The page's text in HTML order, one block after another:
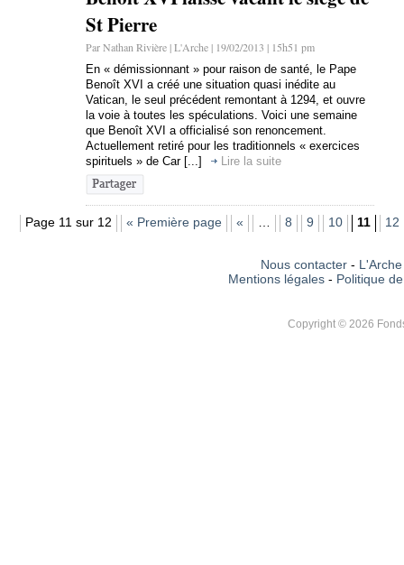
St Pierre
Par Nathan Rivière | L'Arche | 19/02/2013 | 15h51 pm
En « démissionnant » pour raison de santé, le Pape
Benoît XVI a créé une situation quasi inédite au
Vatican, le seul précédent remontant à 1294, et ouvre
la voie à toutes les spéculations. Voici une semaine
que Benoît XVI a officialisé son renoncement.
Actuellement retiré pour les traditionnels « exercices
spirituels » de Car [...]
Lire la suite
Page 11 sur 12 « Première page « 8 9 10 11 12
Nous contacter-
Mentions légales - Politique
Copyright © 2026